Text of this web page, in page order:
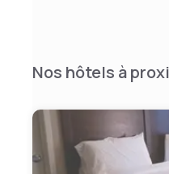
Nos hôtels à